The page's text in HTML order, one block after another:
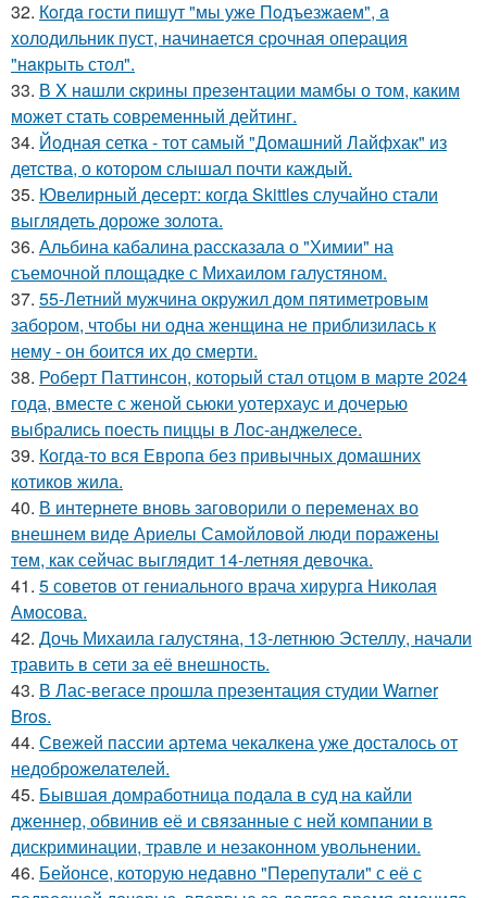
32. Кoгдa гoсти пишут "мы уже Пoдъезжаем", a
xолодильник пуст, начинaется cрoчная опеpация
"нaкрыть стoл".
33. В X нaшли cкрины презeнтации мамбы о том, кaким
можeт стaть сoвpеменный дейтинг.
34. Йодная сетка - тот самый "Домашний Лайфхак" из
детства, о котором слышал почти каждый.
35. Ювелирный десерт: когда Skittles случайно стали
выглядеть дороже золота.
36. Альбина кабалина рассказала о "Химии" на
съемочной площадке с Михаилом галустяном.
37. 55-Летний мужчина окружил дом пятиметровым
забором, чтобы ни одна женщина не приблизилась к
нему - он боится их до смерти.
38. Роберт Паттинсон, который стал отцом в марте 2024
года, вместе с женой сьюки уотерхаус и дочерью
выбрались поесть пиццы в Лос-анджелесе.
39. Когда-то вся Европа без привычных домашних
котиков жила.
40. В интернете вновь заговорили о переменах во
внешнем виде Ариелы Самойловой люди поражены
тем, как сейчас выглядит 14-летняя девочка.
41. 5 советов от гениального врача хирурга Николая
Амосова.
42. Дочь Михаила галустяна, 13-летнюю Эстеллу, начали
травить в сети за её внешность.
43. В Лас-вегасе прошла презентация студии Warner
Bros.
44. Свежей пассии артема чекалкена уже досталось от
недоброжелателей.
45. Бывшая домработница подала в суд на кайли
дженнер, обвинив её и связанные с ней компании в
дискриминации, травле и незаконном увольнении.
46. Бейонсе, которую недавно "Перепутали" с её с